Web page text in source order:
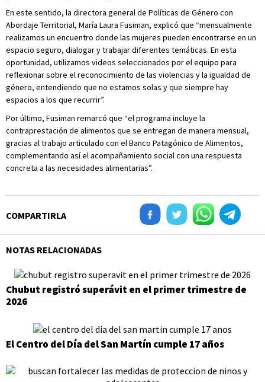
En este sentido, la directora general de Políticas de Género con
Abordaje Territorial, María Laura Fusiman, explicó que “mensualmente
realizamos un encuentro donde las mujeres pueden encontrarse en un
espacio seguro, dialogar y trabajar diferentes temáticas. En esta
oportunidad, utilizamos videos seleccionados por el equipo para
reflexionar sobre el reconocimiento de las violencias y la igualdad de
género, entendiendo que no estamos solas y que siempre hay
espacios a los que recurrir”.
Por último, Fusiman remarcó que “el programa incluye la
contraprestación de alimentos que se entregan de manera mensual,
gracias al trabajo articulado con el Banco Patagónico de Alimentos,
complementando así el acompañamiento social con una respuesta
concreta a las necesidades alimentarias”.
COMPARTIRLA
NOTAS RELACIONADAS
Chubut registró superávit en el primer trimestre de
2026
El Centro del Día del San Martín cumple 17 años